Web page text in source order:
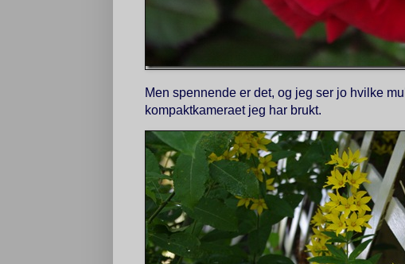
Men spennende er det, og jeg ser jo hvilke
kompaktkameraet jeg har brukt.